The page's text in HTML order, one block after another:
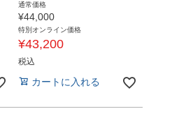
通常価格
¥44,000
特別オンライン価格
¥43,200
税込
カートに入れる